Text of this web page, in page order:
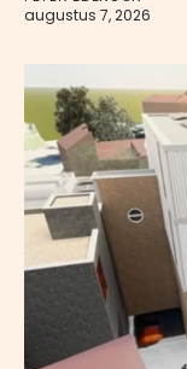
augustus 7, 2026